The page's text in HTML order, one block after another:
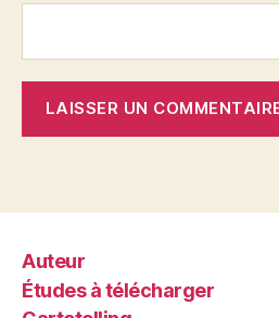
Auteur
Études à télécharger